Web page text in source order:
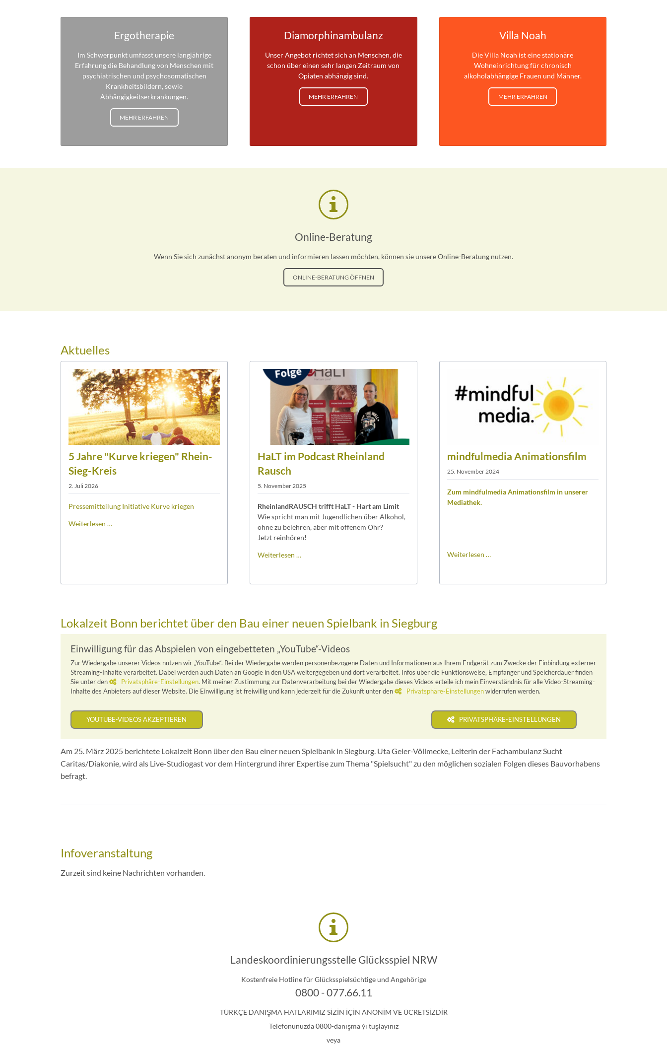
Ergotherapie
Im Schwerpunkt umfasst unsere langjährige
Erfahrung die Behandlung von Menschen mit
psychiatrischen und psychosomatischen
Krankheitsbildern, sowie
Abhängigkeitserkrankungen.
MEHR ERFAHREN
Diamorphinambulanz
Unser Angebot richtet sich an Menschen, die
schon über einen sehr langen Zeitraum von
Opiaten abhängig sind.
MEHR ERFAHREN
Villa Noah
Die Villa Noah ist eine stationäre
Wohneinrichtung für chronisch
alkoholabhängige Frauen und Männer.
MEHR ERFAHREN
Online-Beratung
Wenn Sie sich zunächst anonym beraten und informieren lassen möchten, können sie unsere Online-Beratung nutzen.
ONLINE-BERATUNG ÖFFNEN
Aktuelles
5 Jahre "Kurve kriegen" Rhein-
Sieg-Kreis
2. Juli 2026
Pressemitteilung Initiative Kurve kriegen
Weiterlesen …
Kreis
HaLT im Podcast Rheinland
Rausch
5. November 2025
RheinlandRAUSCH trifft HaLT - Hart am Limit
Wie spricht man mit Jugendlichen über Alkohol,
ohne zu belehren, aber mit offenem Ohr?
Jetzt reinhören!
Weiterlesen …
Rheinland
mindfulmedia Animationsfilm
25. November 2024
Zum mindfulmedia Animationsfilm in unserer
Mediathek.
Weiterlesen …
Lokalzeit Bonn berichtet über den Bau einer neuen Spielbank in Siegburg
Einwilligung für das Abspielen von eingebetteten „YouTube“-Videos
Zur Wiedergabe unserer Videos nutzen wir „YouTube“. Bei der Wiedergabe werden personenbezogene Daten und Informationen aus Ihrem Endgerät zum Zwecke der Einbindung externer
Streaming-Inhalte verarbeitet. Dabei werden auch Daten an Google in den USA weitergegeben und dort verarbeitet. Infos über die Funktionsweise, Empfänger und Speicherdauer finden
Sie unter den
Privatsphäre-Einstellungen. Mit meiner Zustimmung zur Datenverarbeitung bei der Wiedergabe dieses Videos erteile ich mein Einverständnis für alle Video-Streaming-
Inhalte des Anbieters auf dieser Website. Die Einwilligung ist freiwillig und kann jederzeit für die Zukunft unter den
Privatsphäre-Einstellungenwiderrufen werden.
YOUTUBE-VIDEOS AKZEPTIEREN PRIVATSPHÄRE-EINSTELLUNGEN
Am 25. März 2025 berichtete Lokalzeit Bonn über den Bau einer neuen Spielbank in Siegburg. Uta Geier-Völlmecke, Leiterin der Fachambulanz Sucht
Caritas/Diakonie, wird als Live-Studiogast vor dem Hintergrund ihrer Expertise zum Thema "Spielsucht" zu den möglichen sozialen Folgen dieses Bauvorhabens
befragt.
Infoveranstaltung
Zurzeit sind keine Nachrichten vorhanden.
Landeskoordinierungsstelle Glücksspiel NRW
Kostenfreie Hotline für Glücksspielsüchtige und Angehörige
0800 - 077.66.11
TÜRKÇE DANIŞMA HATLARIMIZ SİZİN İÇİN ANONİM VE ÜCRETSİZDİR
Telefonunuzda 0800-danışma ýı tuşlayınız
veya